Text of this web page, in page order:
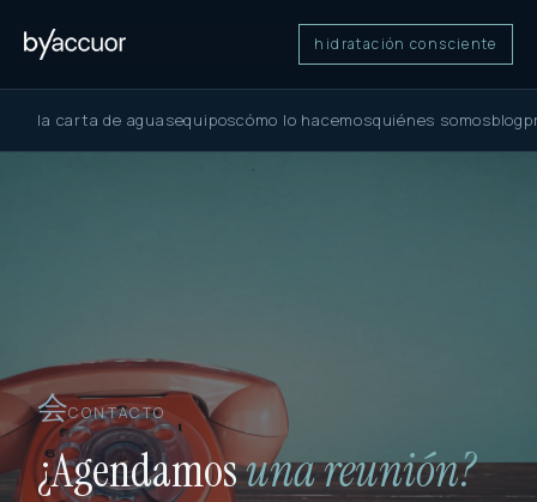
hidratación consciente
la carta de aguasequiposcómo lo hacemosquiénes somosblog
会CONTACTO
¿Agendamosuna reunión?